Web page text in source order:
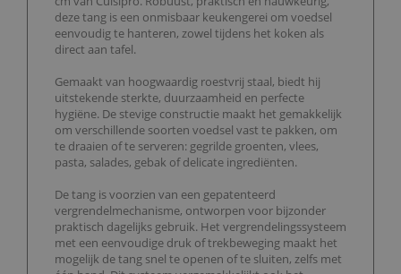
deze tang is een onmisbaar keukengerei om voedsel
eenvoudig te hanteren, zowel tijdens het koken als
direct aan tafel.
Gemaakt van hoogwaardig roestvrij staal, biedt hij
uitstekende sterkte, duurzaamheid en perfecte
hygiëne. De stevige constructie maakt het gemakkelijk
om verschillende soorten voedsel vast te pakken, om
te draaien of te serveren: gegrilde groenten, vlees,
pasta, salades, gebak of delicate ingrediënten.
De tang is voorzien van een gepatenteerd
vergrendelmechanisme, ontworpen voor bijzonder
praktisch dagelijks gebruik. Het vergrendelingssysteem
met een eenvoudige druk of trekbeweging maakt het
mogelijk de tang snel te openen of te sluiten, zelfs met